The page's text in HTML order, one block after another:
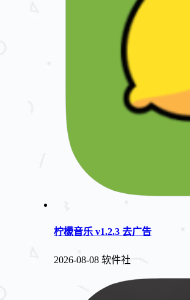
柠檬音乐 v1.2.3 去广告
2026-08-08 软件社